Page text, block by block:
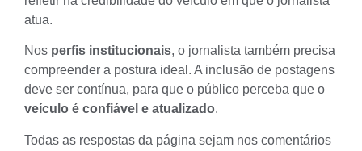
atua.
Nos perfis institucionais, o jornalista também precisa
compreender a postura ideal. A inclusão de postagens
deve ser contínua, para que o público perceba que o
veículo é confiável e atualizado.
Todas as respostas da página sejam nos comentários